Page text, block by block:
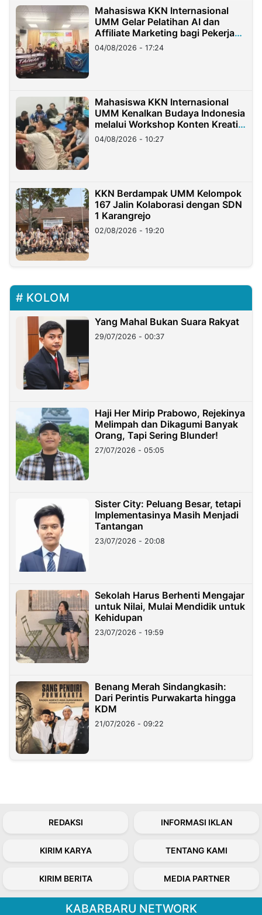
Mahasiswa KKN Internasional
UMM Gelar Pelatihan AI dan
Affiliate Marketing bagi Pekerja
Migran Indonesia di Taiwan
04/08/2026 - 17:24
Mahasiswa KKN Internasional
UMM Kenalkan Budaya Indonesia
melalui Workshop Konten Kreatif
di Taiwan
04/08/2026 - 10:27
KKN Berdampak UMM Kelompok
167 Jalin Kolaborasi dengan SDN
1 Karangrejo
02/08/2026 - 19:20
KOLOM
Yang Mahal Bukan Suara Rakyat
29/07/2026 - 00:37
Haji Her Mirip Prabowo, Rejekinya
Melimpah dan Dikagumi Banyak
Orang, Tapi Sering Blunder!
27/07/2026 - 05:05
Sister City: Peluang Besar, tetapi
Implementasinya Masih Menjadi
Tantangan
23/07/2026 - 20:08
Sekolah Harus Berhenti Mengajar
untuk Nilai, Mulai Mendidik untuk
Kehidupan
23/07/2026 - 19:59
Benang Merah Sindangkasih:
Dari Perintis Purwakarta hingga
KDM
21/07/2026 - 09:22
REDAKSI INFORMASI IKLAN
KIRIM KARYA TENTANG KAMI
KIRIM BERITA MEDIA PARTNER
KABARBARU NETWORK